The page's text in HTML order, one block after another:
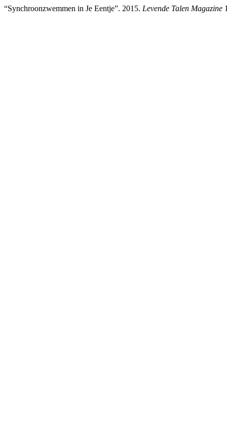
“Synchroonzwemmen in Je Eentje”. 2015. Levende Talen Magazine